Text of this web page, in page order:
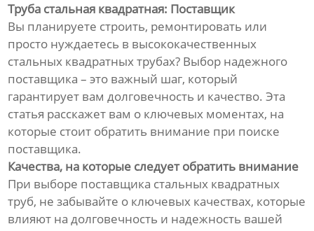
Труба стальная квадратная: Поставщик
Вы планируете строить, ремонтировать или
просто нуждаетесь в высококачественных
стальных квадратных трубах? Выбор надежного
поставщика – это важный шаг, который
гарантирует вам долговечность и качество. Эта
статья расскажет вам о ключевых моментах, на
которые стоит обратить внимание при поиске
поставщика.
Качества, на которые следует обратить внимание
При выборе поставщика стальных квадратных
труб, не забывайте о ключевых качествах, которые
влияют на долговечность и надежность вашей